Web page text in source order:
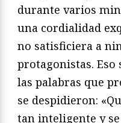
durante varios
una cordialidad
no satisficiera a
protagonistas. Eso
las palabras que
se despidieron:
tan inteligente y